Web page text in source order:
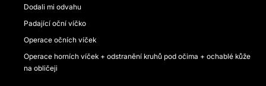
Dodali mi odvahu
Padající oční víčko
Operace očních víček
Operace horních víček + odstranění kruhů pod očima + ochablé kůže
na obličeji